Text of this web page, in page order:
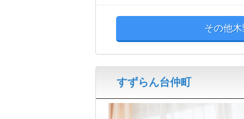
その他
すずらん台仲町